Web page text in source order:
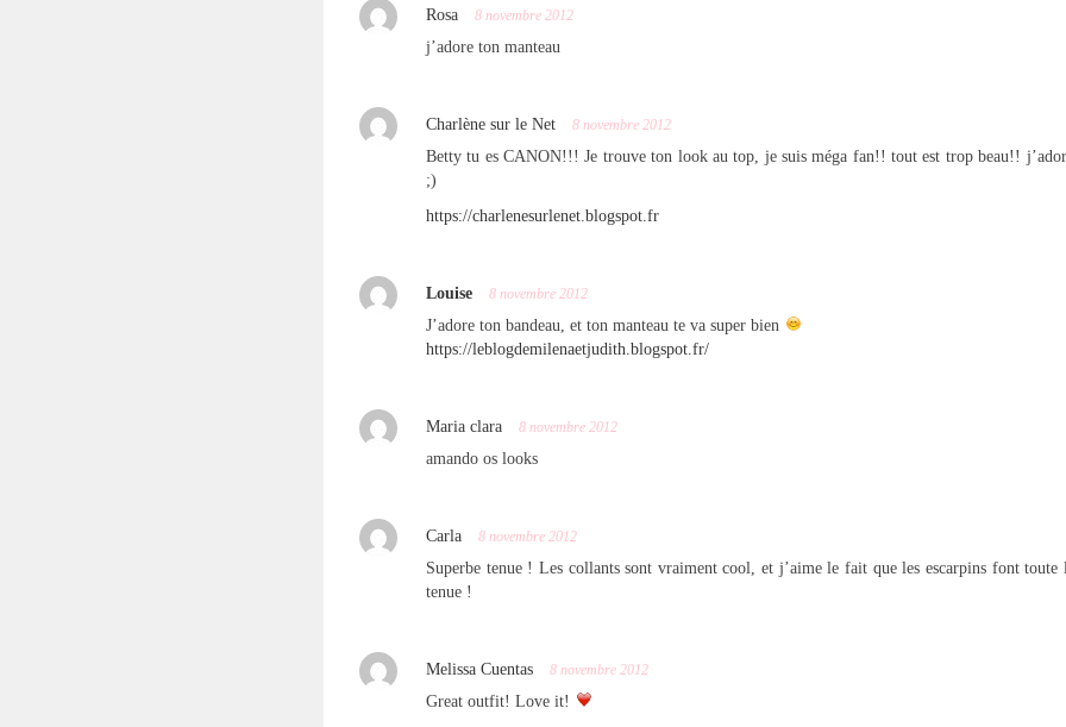
Rosa 8 novembre 2012
j’adore ton manteau
Charlène sur le Net 8 novembre 2012
Betty tu es CANON!!! Je trouve ton look au top, je suis méga fan!! tout est trop beau!!
;)
https://charlenesurlenet.blogspot.fr
Louise 8 novembre 2012
J’adore ton bandeau, et ton manteau te va super bien
https://leblogdemilenaetjudith.blogspot.fr/
Maria clara 8 novembre 2012
amando os looks
Carla 8 novembre 2012
Superbe tenue ! Les collants sont vraiment cool, et j’aime le fait que les escarpins font toute
tenue !
Melissa Cuentas 8 novembre 2012
Great outfit! Love it!